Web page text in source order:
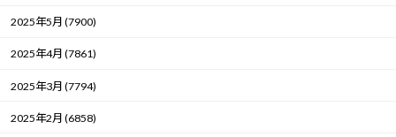
2025年5月 (7900)
2025年4月 (7861)
2025年3月 (7794)
2025年2月 (6858)